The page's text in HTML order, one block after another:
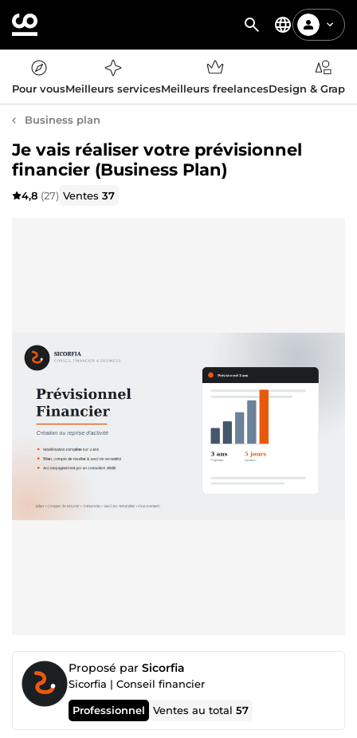
Pour vousMeilleurs servicesMeilleurs freelancesDesign &
Business plan
Je vais réaliser votre prévisionnel
financier (Business Plan)
4,8 (27) Ventes37
Proposé par Sicorfia
Sicorfia | Conseil financier
Professionnel Ventes au total57